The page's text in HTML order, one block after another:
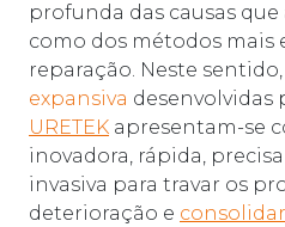
profunda das causas
como dos métodos mais
reparação. Neste sentido,
expansiva desenvolvidas
URETEK apresentam-se
inovadora, rápida,
invasiva para travar os
deterioração e